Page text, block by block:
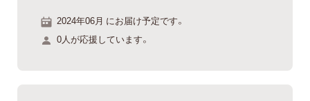
2024年06月 にお届け予定です。
0人が応援しています。